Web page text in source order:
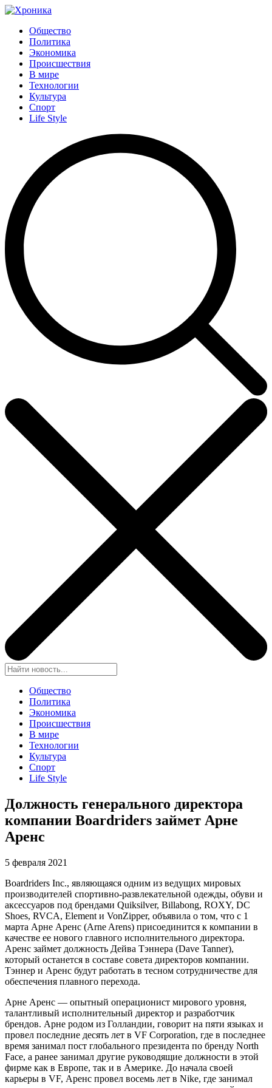
Общество
Политика
Экономика
Происшествия
В мире
Технологии
Культура
Спорт
Life Style
Общество
Политика
Экономика
Происшествия
В мире
Технологии
Культура
Спорт
Life Style
Должность генерального директора
компании Boardriders займет Арне
Аренс
5 февраля 2021
Boardriders Inc., являющаяся одним из ведущих мировых
производителей спортивно-развлекательной одежды, обуви и
аксессуаров под брендами Quiksilver, Billabong, ROXY, DC
Shoes, RVCA, Element и VonZipper, объявила о том, что с 1
марта Арне Аренс (Arne Arens) присоединится к компании в
качестве ее нового главного исполнительного директора.
Аренс займет должность Дейва Тэннера (Dave Tanner),
который останется в составе совета директоров компании.
Тэннер и Аренс будут работать в тесном сотрудничестве для
обеспечения плавного перехода.
Арне Аренс — опытный операционист мирового уровня,
талантливый исполнительный директор и разработчик
брендов. Арне родом из Голландии, говорит на пяти языках и
провел последние десять лет в VF Corporation, где в последнее
время занимал пост глобального президента по бренду North
Face, а ранее занимал другие руководящие должности в этой
фирме как в Европе, так и в Америке. До начала своей
карьеры в VF, Аренс провел восемь лет в Nike, где занимал